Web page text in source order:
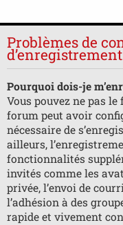
Problèmes de
d’enregistrement
Pourquoi dois-je
Vous pouvez ne pas
forum peut avoir
nécessaire de
ailleurs,
fonctionnalités
invités comme les
privée, l’envoi de
l’adhésion à des
rapide et vivement